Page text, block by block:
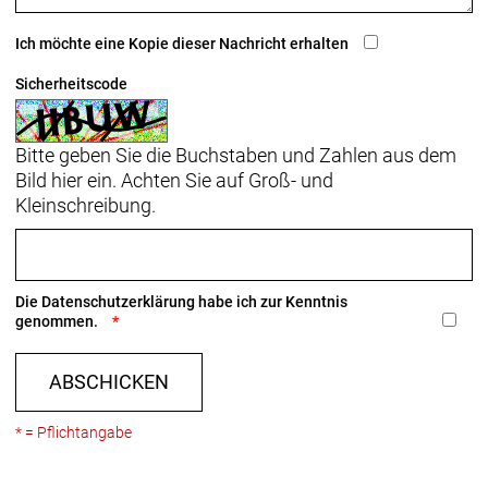
Rahmengröße: 58
Rahmenmaterial: Carbon
Gangschaltung: SRAM Force AXS D2, max. 36 Z. an
größtem Ritzel
Anzahl Gänge: 1
Schalthebel: SRAM Force AXS D2, 12fach // SRAM
Hinterradbremse: Hydraulische Scheibenbremse
SRAM Force AXS, Flat Mount
SRAM CenterLine X, Center Lock
Scheibenaufnahme, abgerundete Kante, 160 mm
Max. Bremsscheibendu
Ich möchte eine Kopie dieser Nachricht erhalten
Sicherheitscode
Bitte geben Sie die Buchstaben und Zahlen aus dem
Bild hier ein. Achten Sie auf Groß- und
Kleinschreibung.
Die Datenschutzerklärung habe ich zur Kenntnis
genommen.
ABSCHICKEN
* = Pflichtangabe